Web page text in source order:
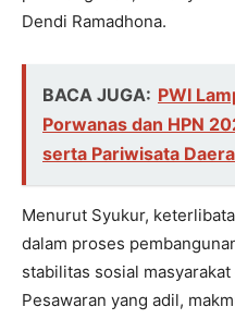
Dendi Ramadhona.
BACA JUGA: PWI
Porwanas dan HPN
serta Pariwisata
Menurut Syukur,
dalam proses
stabilitas sosial
Pesawaran yang adil,